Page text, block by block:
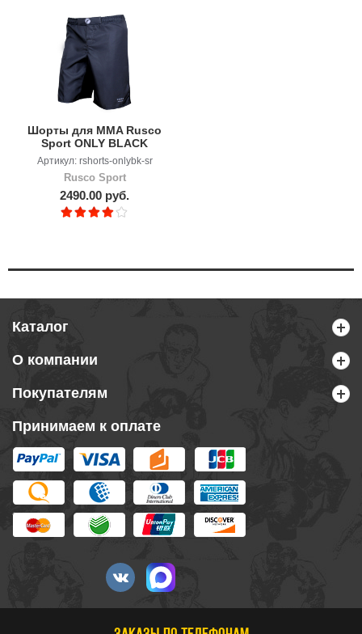
Шорты для MMA Rusco
Sport ONLY BLACK
Артикул: rshorts-onlybk-sr
Rusco Sport
2490.00 руб.
Каталог
О компании
Покупателям
Принимаем к оплате